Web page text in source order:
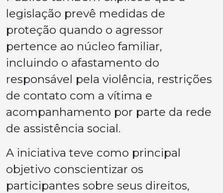
legislação prevê medidas de
proteção quando o agressor
pertence ao núcleo familiar,
incluindo o afastamento do
responsável pela violência, restrições
de contato com a vítima e
acompanhamento por parte da rede
de assistência social.
A iniciativa teve como principal
objetivo conscientizar os
participantes sobre seus direitos,